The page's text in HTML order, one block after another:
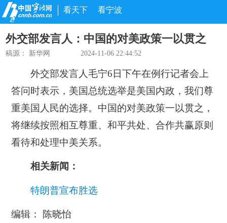
看天下 看宁波
外交部发言人：中国的对美政策一以贯之
稿源： 新华网 2024-11-06 22:44:52
外交部发言人毛宁6日下午在例行记者会上
答问时表示，美国总统选举是美国内政，我们尊
重美国人民的选择。中国的对美政策一以贯之，
将继续按照相互尊重、和平共处、合作共赢原则
看待和处理中美关系。
相关新闻：
特朗普宣布胜选
编辑： 陈晓怡